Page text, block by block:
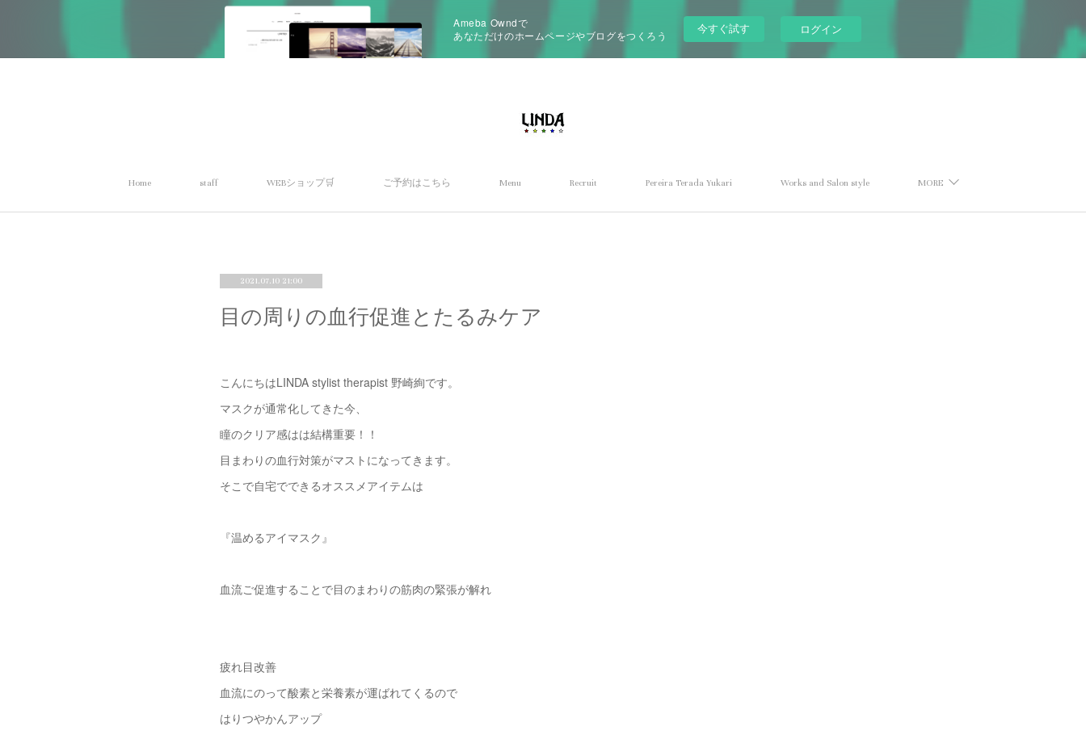
Ameba Owndで
あなただけのホームページやブログをつくろう
今すぐ試す ログイン
Home staff WEBショップ🛒 ご予約はこちら Menu Recruit Pereira Terada Yukari Works and Salon style MORE
2021.07.10 21:00
目の周りの血行促進とたるみケア
こんにちはLINDA stylist therapist 野崎絢です。
マスクが通常化してきた今、
瞳のクリア感はは結構重要！！
目まわりの血行対策がマストになってきます。
そこで自宅でできるオススメアイテムは
『温めるアイマスク』
血流ご促進することで目のまわりの筋肉の緊張が解れ
疲れ目改善
血流にのって酸素と栄養素が運ばれてくるので
はりつやかんアップ